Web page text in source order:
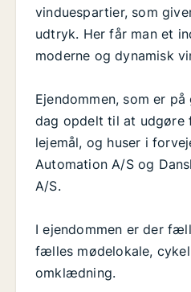
vinduespartier, som
udtryk. Her får man et
moderne og dynamisk
Ejendommen, som er
dag opdelt til at udgøre
lejemål, og huser i
Automation A/S og
A/S.
I ejendommen er der
fælles mødelokale,
omklædning.